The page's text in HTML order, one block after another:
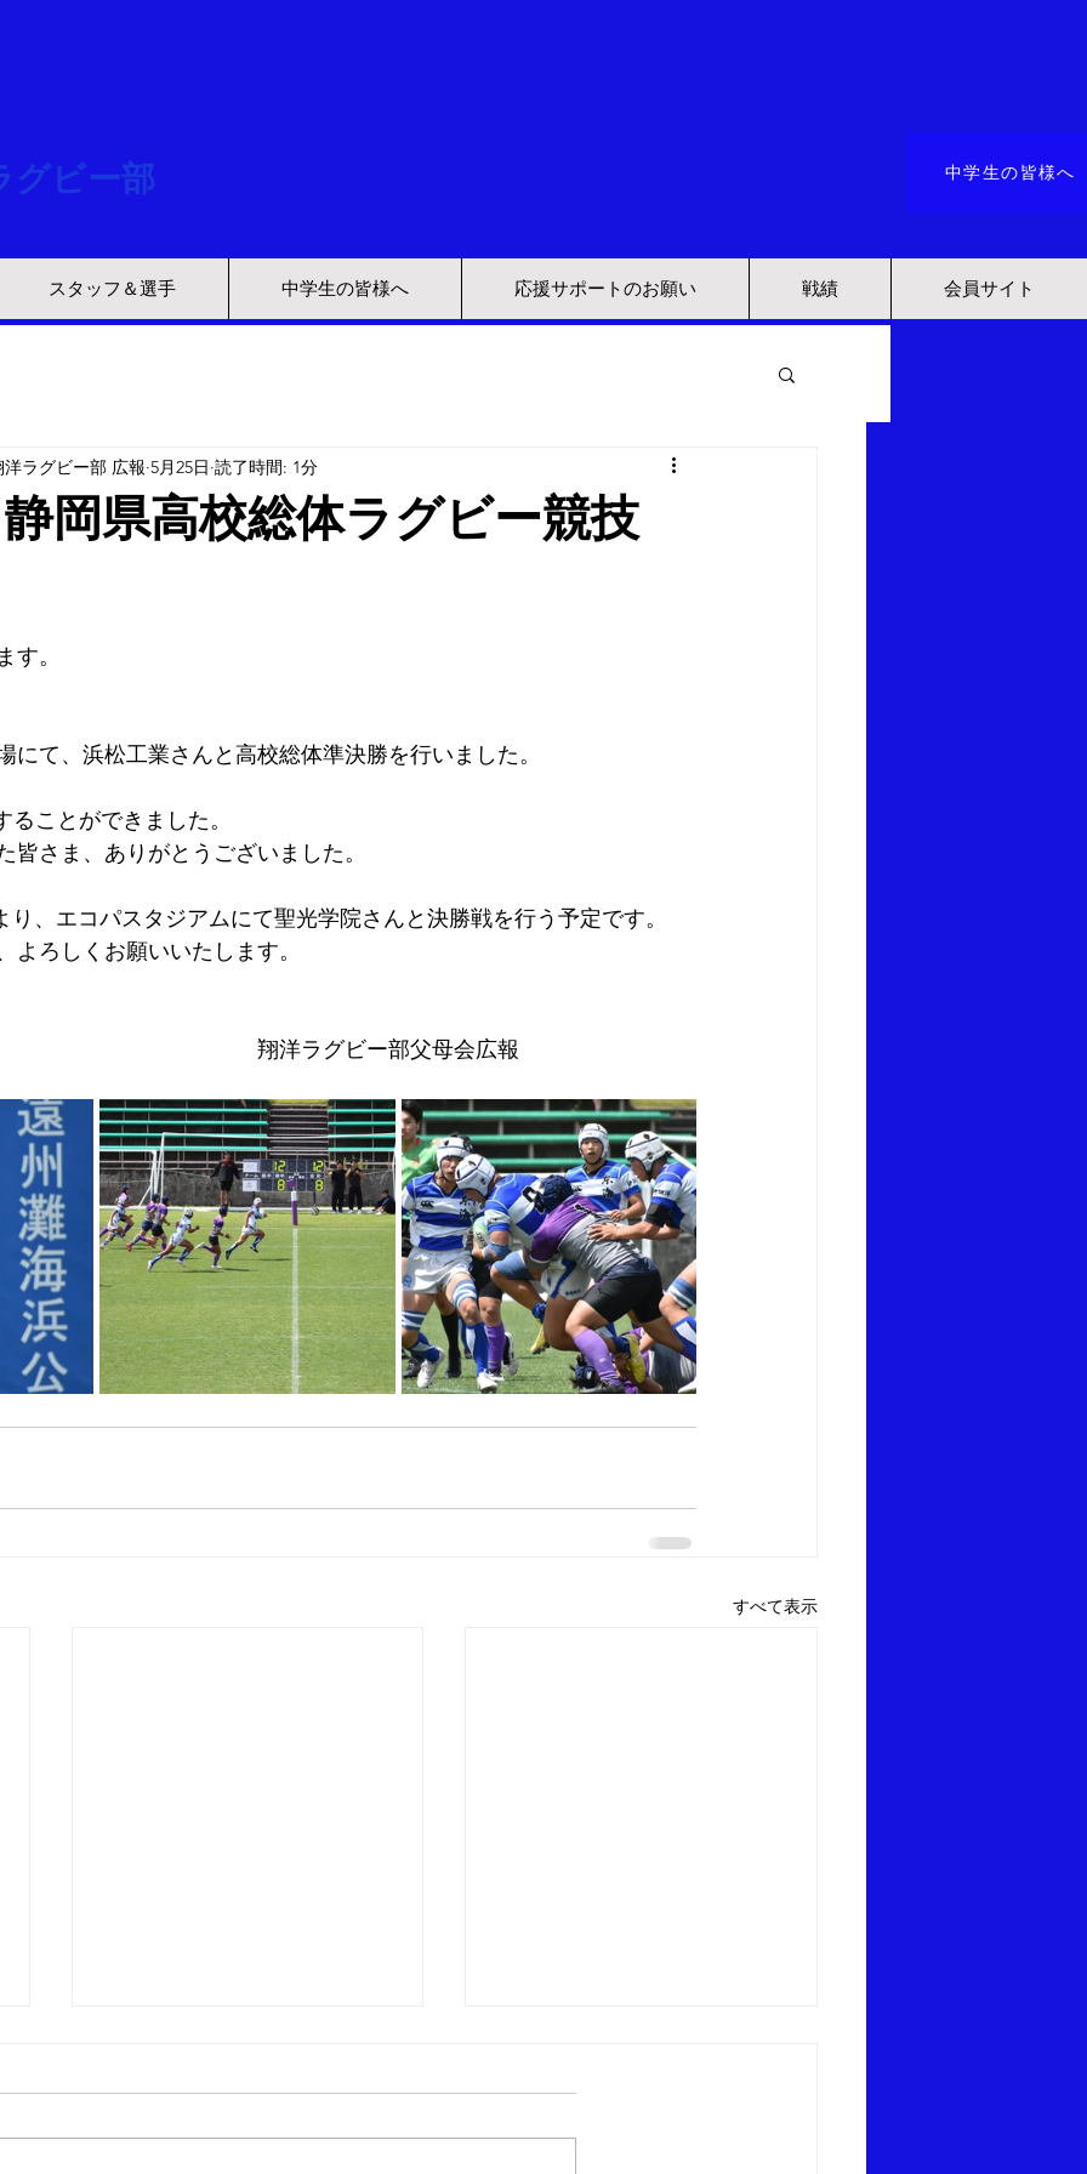
グビー部 中学生の皆様へ
スタッフ＆選手 中学生の皆様へ 応援サポートのお願い 戦績 会員サイト
岡県高校総体ラグビー競技
ラグビー部 広報 5月25日 読了時間: 1分
す。
にて、浜松工業さんと高校総体準決勝を行いました。
ことができました。
皆さま、ありがとうございました。
り、エコパスタジアムにて聖光学院さんと決勝戦を行う予定です。
よろしくお願いいたします。
ビー部父母会広報
すべて表示